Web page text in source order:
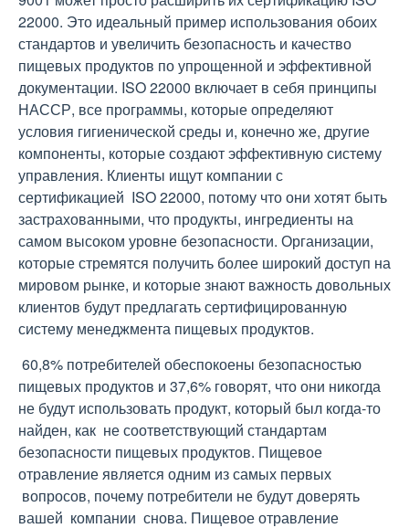
22000. Это идеальный пример использования обоих
стандартов и увеличить безопасность и качество
пищевых продуктов по упрощенной и эффективной
документации. ISO 22000 включает в себя принципы
НАССР, все программы, которые определяют
условия гигиенической среды и, конечно же, другие
компоненты, которые создают эффективную систему
управления. Клиенты ищут компании с
сертификацией ISO 22000, потому что они хотят быть
застрахованными, что продукты, ингредиенты на
самом высоком уровне безопасности. Организации,
которые стремятся получить более широкий доступ на
мировом рынке, и которые знают важность довольных
клиентов будут предлагать сертифицированную
систему менеджмента пищевых продуктов.
60,8% потребителей обеспокоены безопасностью
пищевых продуктов и 37,6% говорят, что они никогда
не будут использовать продукт, который был когда-то
найден, как не соответствующий стандартам
безопасности пищевых продуктов. Пищевое
отравление является одним из самых первых
вопросов, почему потребители не будут доверять
вашей компании снова. Пищевое отравление